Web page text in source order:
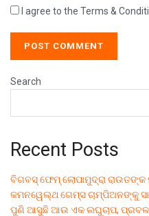
I agree to the Terms &
Search
Recent Posts
ବିଗବସ୍ ଫେମ୍ ଲୋପାମୁଦ୍ରା
କମନୱେଲ୍ଥ ଗେମ୍ସ ଚାମ୍ପିଅନଙ୍କୁ
ପୁଣି ଆସୁଛି ଆଉ ଏକ ଲଘୁଚାପ, ପ୍ରବଳ